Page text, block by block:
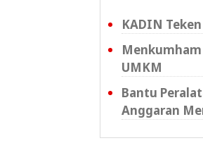
KADIN
UMKM
Bantu
Anggaran